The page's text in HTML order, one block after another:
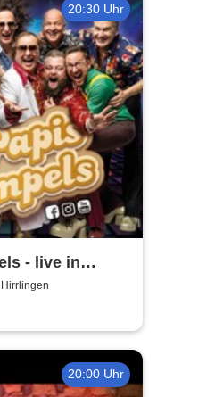
20:30 Uhr
- live in
20:00 Uhr